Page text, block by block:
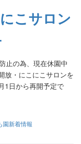
こサロン
止の為、現在休園中
放・にこにこサロンを
1日から再開予定で
園新着情報